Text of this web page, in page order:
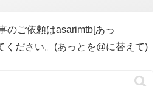
のご依頼はasarimtb[あっ
ください。(あっとを@に替えて)